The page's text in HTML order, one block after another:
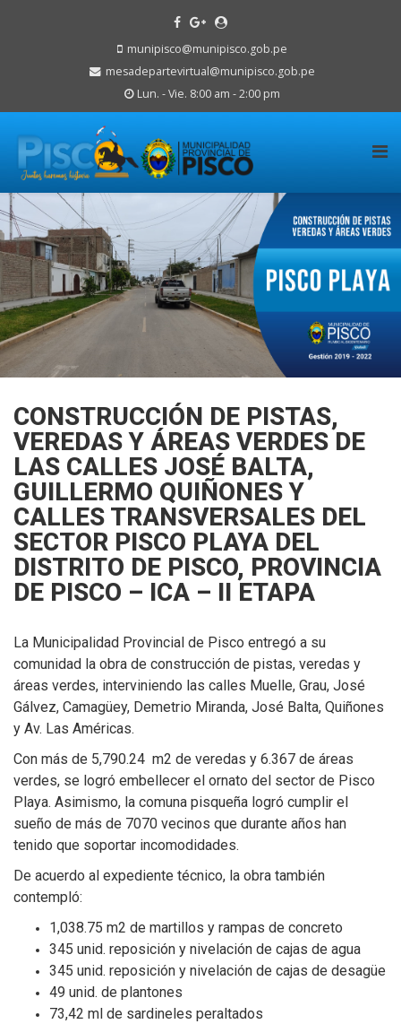
munipisco@munipisco.gob.pe
mesadepartevirtual@munipisco.gob.pe
Lun. - Vie. 8:00 am - 2:00 pm
CONSTRUCCIÓN DE PISTAS,
VEREDAS Y ÁREAS VERDES DE
LAS CALLES JOSÉ BALTA,
GUILLERMO QUIÑONES Y
CALLES TRANSVERSALES DEL
SECTOR PISCO PLAYA DEL
DISTRITO DE PISCO, PROVINCIA
DE PISCO – ICA – II ETAPA
La Municipalidad Provincial de Pisco entregó a su
comunidad la obra de construcción de pistas, veredas y
áreas verdes, interviniendo las calles Muelle, Grau, José
Gálvez, Camagüey, Demetrio Miranda, José Balta, Quiñones
y Av. Las Américas.
Con más de 5,790.24 m2 de veredas y 6.367 de áreas
verdes, se logró embellecer el ornato del sector de Pisco
Playa. Asimismo, la comuna pisqueña logró cumplir el
sueño de más de 7070 vecinos que durante años han
tenido que soportar incomodidades.
De acuerdo al expediente técnico, la obra también
contempló:
1,038.75 m2 de martillos y rampas de concreto
345 unid. reposición y nivelación de cajas de agua
345 unid. reposición y nivelación de cajas de desagüe
49 unid. de plantones
73,42 ml de sardineles peraltados